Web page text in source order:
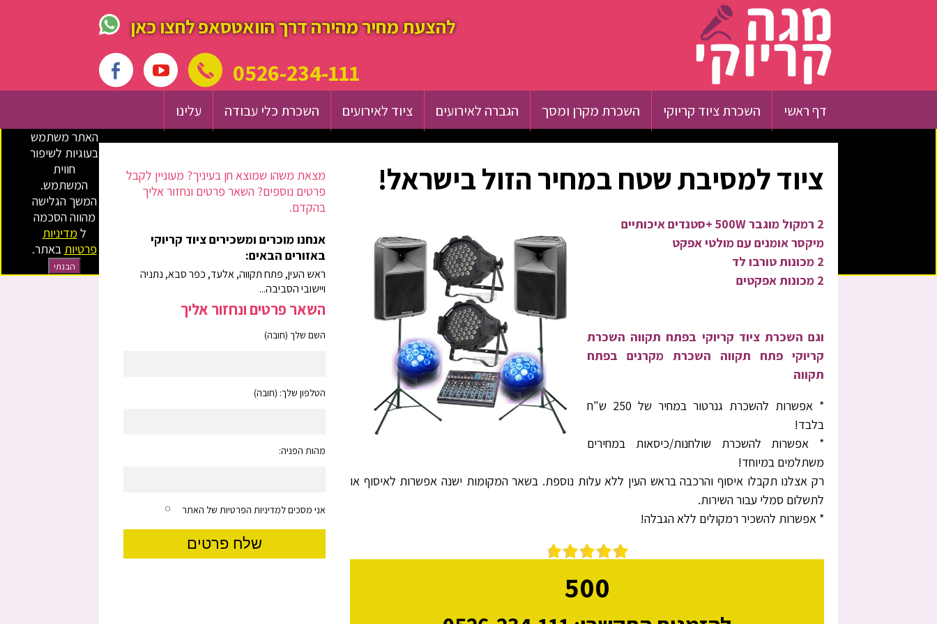
להצעת מחיר מהירה דרך הוואטסאפ לחצו כאן
0526-234-111
דף ראשי השכרת ציוד קריוקי השכרת מקרן ומסך הגברה לאירועים ציוד לאירועים השכרת כלי עבודה עלינו
ציוד למסיבת שטח במחיר הזול בישראל!
2 רמקול מוגבר 500W +סטנדים איכותיים
מיקסר אומנים עם מולטי אפקט
2 מכונות טורבו לד
2 מכונות אפקטים
וגם השכרת ציוד קריוקי בפתח תקווה השכרת
קריוקי פתח תקווה השכרת מקרנים בפתח
תקווה
* אפשרות להשכרת גנרטור במחיר של 250 ש"ח
בלבד!
* אפשרות להשכרת שולחנות/כיסאות במחירים
משתלמים במיוחד!
רק אצלנו תקבלו איסוף והרכבה בראש העין ללא עלות נוספת. בשאר המקומות ישנה אפשרות לאיסוף או
לתשלום סמלי עבור השירות.
* אפשרות להשכיר רמקולים ללא הגבלה!
500
מצאת משהו שמוצא חן בעיניך? מעוניין לקבל
פרטים נוספים? השאר פרטים ונחזור אליך
בהקדם.
אנחנו מוכרים ומשכירים ציוד קריוקי
באזורים הבאים:
ראש העין, פתח תקווה, אלעד, כפר סבא, נתניה
ויישובי הסביבה...
השאר פרטים ונחזור אליך
השם שלך (חובה)
הטלפון שלך: (חובה)
מהות הפניה:
אני מסכים למדיניות הפרטיות של האתר
האתר משתמש
בעוגיות לשיפור
חווית
המשתמש.
המשך הגלישה
מהווה הסכמה
ל מדיניות
פרטיות באתר.
הבנתי